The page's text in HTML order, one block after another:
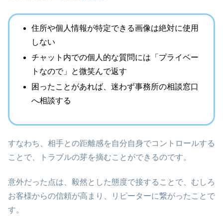
住所や個人情報が特定できる画像は絶対に使用
しない
チャット内での個人的な質問には「プライベー
トなので」と微笑んで返す
困ったことがあれば、迷わず事務所の相談窓口
へ相談する
すなわち、相手との距離感を自分自身でコントロールする
ことで、トラブルの芽を摘むことができるのです。
意外だった点は、毅然とした態度で接することで、むしろ
お客様からの信頼が高まり、リピーターに繋がったことで
す。